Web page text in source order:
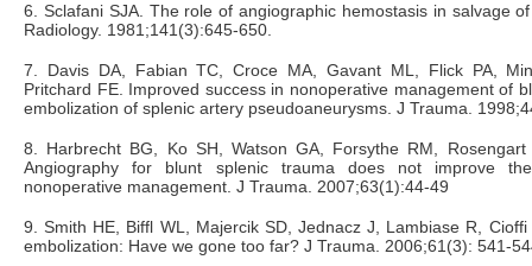
6. Sclafani SJA. The role of angiographic hemostasis in salvage
Radiology. 1981;141(3):645-650.
7. Davis DA, Fabian TC, Croce MA, Gavant ML, Flick PA,
Pritchard FE. Improved success in nonoperative management of
embolization of splenic artery pseudoaneurysms. J Trauma.
8. Harbrecht BG, Ko SH, Watson GA, Forsythe RM, Rosengart
Angiography for blunt splenic trauma does not improve
nonoperative management. J Trauma. 2007;63(1):44-49
9. Smith HE, Biffl WL, Majercik SD, Jednacz J, Lambiase R,
embolization: Have we gone too far? J Trauma. 2006;61(3): 541-